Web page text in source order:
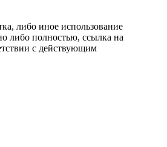
либо иное использование
либо полностью, ссылка на
с действующим